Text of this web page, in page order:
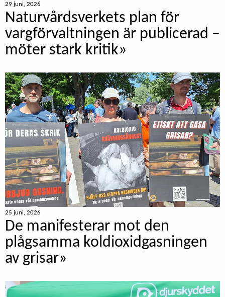
29 juni, 2026
Naturvårdsverkets plan för
vargförvaltningen är publicerad –
möter stark kritik»
25 juni, 2026
De manifesterar mot den
plågsamma koldioxidgasningen
av grisar»